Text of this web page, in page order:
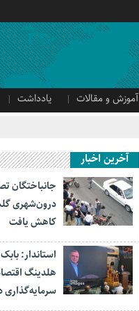
آموزش و مقالات یادداشت
آخرین اخبار
جانباختگان
کاهش یافت
هلدینگ